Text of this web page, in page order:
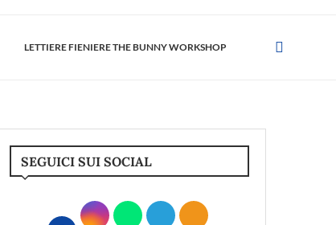
LETTIERE FIENIERE THE BUNNY WORKSHOP
SEGUICI SUI SOCIAL